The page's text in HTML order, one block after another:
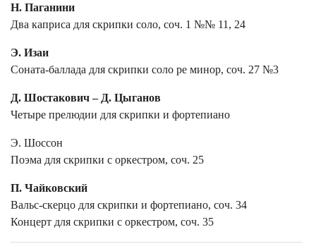
Н. Паганини
Два каприса для скрипки соло, соч. 1 №№ 11, 24
Э. Изаи
Соната-баллада для скрипки соло ре минор, соч. 27 №3
Д. Шостакович – Д. Цыганов
Четыре прелюдии для скрипки и фортепиано
Э. Шоссон
Поэма для скрипки с оркестром, соч. 25
П. Чайковский
Вальс-скерцо для скрипки и фортепиано, соч. 34
Концерт для скрипки с оркестром, соч. 35